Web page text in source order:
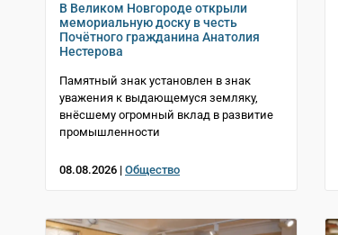
В Великом Новгороде открыли
мемориальную доску в честь
Почётного гражданина Анатолия
Нестерова
Памятный знак установлен в знак
уважения к выдающемуся земляку,
внёсшему огромный вклад в развитие
промышленности
08.08.2026 | Общество